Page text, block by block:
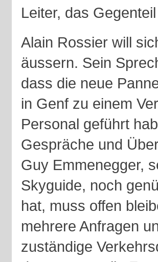
Leiter, das
Alain Rossier will
äussern. Sein
dass die neue
in Genf zu einem
Personal geführt
Gespräche und
Guy Emmenegger,
Skyguide, noch
hat, muss offen
mehrere Anfragen
zuständige